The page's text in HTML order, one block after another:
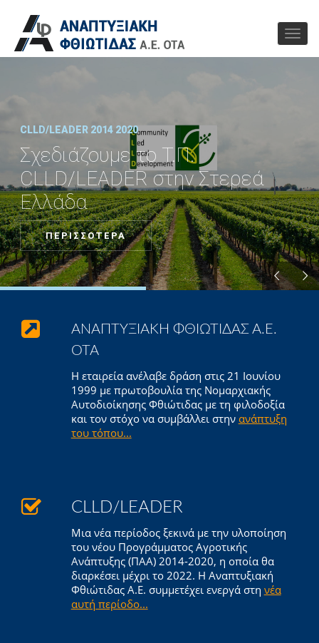
Σχεδιάζουμε το Τ.Π.
CLLD/LEADER στην Στερεά
Ελλάδα
CLLD/LEADER 2014 2020
ΠΕΡΙΣΣΟΤΕΡΑ
ΑΝΑΠΤΥΞΙΑΚΗ ΦΘΙΩΤΙΔΑΣ Α.Ε.
ΟΤΑ
Η εταιρεία ανέλαβε δράση στις 21 Ιουνίου
1999 με πρωτοβουλία της Νομαρχιακής
Αυτοδιοίκησης Φθιώτιδας με τη φιλοδοξία
και τον στόχο να συμβάλλει στην ανάπτυξη
του τόπου...
CLLD/LEADER
Μια νέα περίοδος ξεκινά με την υλοποίηση
του νέου Προγράμματος Αγροτικής
Ανάπτυξης (ΠΑΑ) 2014-2020, η οποία θα
διαρκέσει μέχρι το 2022. Η Αναπτυξιακή
Φθιώτιδας Α.Ε. συμμετέχει ενεργά στη νέα
αυτή περίοδο...